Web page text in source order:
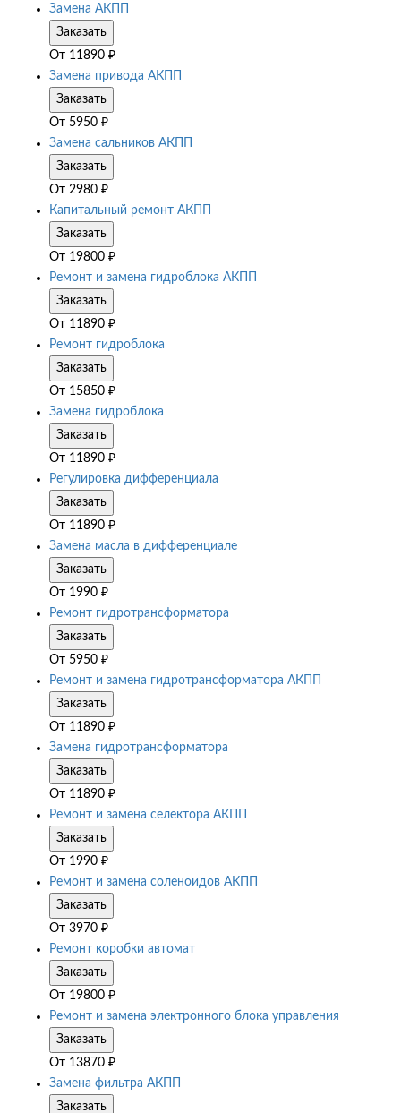
Замена АКПП
Заказать
От 11890 ₽
Замена привода АКПП
Заказать
От 5950 ₽
Замена сальников АКПП
Заказать
От 2980 ₽
Капитальный ремонт АКПП
Заказать
От 19800 ₽
Ремонт и замена гидроблока АКПП
Заказать
От 11890 ₽
Ремонт гидроблока
Заказать
От 15850 ₽
Замена гидроблока
Заказать
От 11890 ₽
Регулировка дифференциала
Заказать
От 11890 ₽
Замена масла в дифференциале
Заказать
От 1990 ₽
Ремонт гидротрансформатора
Заказать
От 5950 ₽
Ремонт и замена гидротрансформатора АКПП
Заказать
От 11890 ₽
Замена гидротрансформатора
Заказать
От 11890 ₽
Ремонт и замена селектора АКПП
Заказать
От 1990 ₽
Ремонт и замена соленоидов АКПП
Заказать
От 3970 ₽
Ремонт коробки автомат
Заказать
От 19800 ₽
Ремонт и замена электронного блока управления
Заказать
От 13870 ₽
Замена фильтра АКПП
Заказать